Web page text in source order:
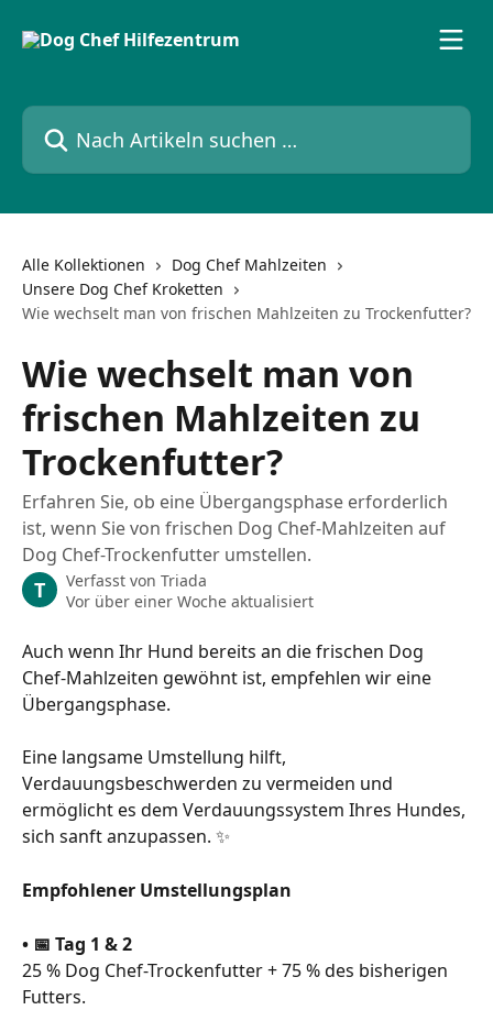
Nach Artikeln suchen …
Alle Kollektionen
Dog Chef Mahlzeiten
Unsere Dog Chef Kroketten
Wie wechselt man von frischen Mahlzeiten zu Trockenfutter?
Wie wechselt man von
frischen Mahlzeiten zu
Trockenfutter?
Erfahren Sie, ob eine Übergangsphase erforderlich
ist, wenn Sie von frischen Dog Chef-Mahlzeiten auf
Dog Chef-Trockenfutter umstellen.
T Verfasst von Triada
Vor über einer Woche aktualisiert
Auch wenn Ihr Hund bereits an die frischen Dog
Chef-Mahlzeiten gewöhnt ist, empfehlen wir eine
Übergangsphase.
Eine langsame Umstellung hilft,
Verdauungsbeschwerden zu vermeiden und
ermöglicht es dem Verdauungssystem Ihres Hundes,
sich sanft anzupassen. ✨
Empfohlener Umstellungsplan
• 📅 Tag 1 & 2
25 % Dog Chef-Trockenfutter + 75 % des bisherigen
Futters.